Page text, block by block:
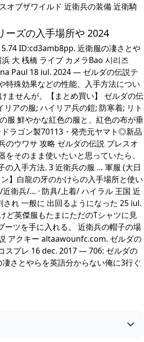
オブザワイルド 近衛兵の装備 近衛騎
ズの入手場所や 2024
ID:cd3amb8pp. 近衛服の凄さとや
大 桟橋 ライブ カメラBao 시리즈
Paul 18 iul. 2024 — ゼルダの伝説テ
殊効果などの性能、入手方法につい
ませんが。【まとめ買い】 ゼルダの伝
アの服; ハイリア兵の鎧; 防寒着; リト
服 鮮やかな紅色の服と、紅色の布が垂
ラゴン製70113・発売元ヤマト◎新品
のウワサ 攻略 ゼルダの伝説 ブレスオ
そのまま使いたいと思っていたら、
入手方法. 3 近衛兵の服 … 軍服 (大日
】白龍の牙のかけらの入手場所と使い
衛兵/… · 防具/上着/ ハイラル 王国 近
れ 一般に 出回るようになった 25 iul.
英傑服もたまにただのTシャツに見
ツを手に入れる。 近衛兵の帽子の場
アクキー altaawounfc.com. ゼルダの
スプレ 16 dec. 2017 — 706: ゼルダの
さとやらを英語分からない俺に3行ぐ